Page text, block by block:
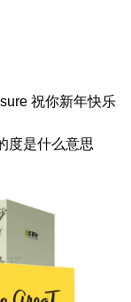
祝你新年快乐
度是什么意思